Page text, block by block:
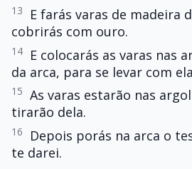
13
E farás varas de madeira
cobrirás com ouro.
14
E colocarás as varas nas
da arca, para se levar com
15 As varas estarão nas
tirarão dela.
16
Depois porás na arca o
te darei.